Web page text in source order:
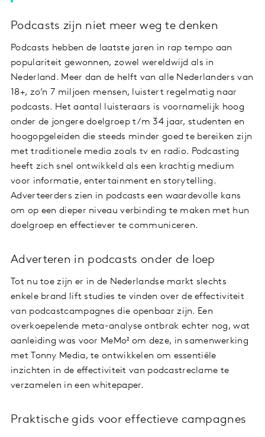
Podcasts zijn niet meer weg te denken
Podcasts hebben de laatste jaren in rap tempo aan
populariteit gewonnen, zowel wereldwijd als in
Nederland. Meer dan de helft van alle Nederlanders van
18+, zo’n 7 miljoen mensen, luistert regelmatig naar
podcasts. Het aantal luisteraars is voornamelijk hoog
onder de jongere doelgroep t/m 34 jaar, studenten en
hoogopgeleiden die steeds minder goed te bereiken zijn
met traditionele media zoals tv en radio. Podcasting
heeft zich snel ontwikkeld als een krachtig medium
voor informatie, entertainment en storytelling.
Adverteerders zien in podcasts een waardevolle kans
om op een dieper niveau verbinding te maken met hun
doelgroep en effectiever te communiceren.
Adverteren in podcasts onder de loep
Tot nu toe zijn er in de Nederlandse markt slechts
enkele brand lift studies te vinden over de effectiviteit
van podcastcampagnes die openbaar zijn. Een
overkoepelende meta-analyse ontbrak echter nog, wat
aanleiding was voor MeMo² om deze, in samenwerking
met Tonny Media, te ontwikkelen om essentiële
inzichten in de effectiviteit van podcastreclame te
verzamelen in een whitepaper.
Praktische gids voor effectieve campagnes